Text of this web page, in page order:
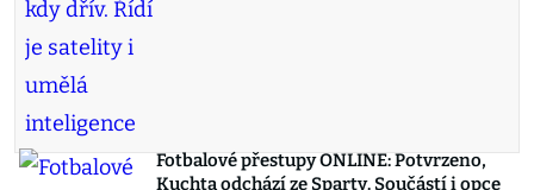
Fotbalové přestupy ONLINE: Potvrzeno,
Kuchta odchází ze Sparty. Součástí i opce